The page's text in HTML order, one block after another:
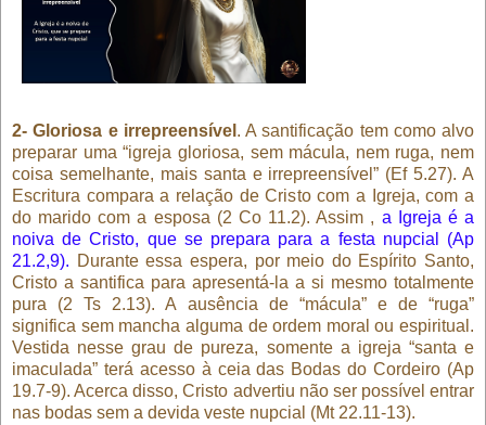
2- Gloriosa e irrepreensível . A santificação tem como alvo
preparar uma “igreja gloriosa, sem mácula, nem ruga, nem
coisa semelhante, mais santa e irrepreensível” (Ef 5.27). A
Escritura compara a relação de Cristo com a Igreja, com a
do marido com a esposa (2 Co 11.2). Assim , a Igreja é a
noiva de Cristo, que se prepara para a festa nupcial (Ap
21.2,9). Durante essa espera, por meio do Espírito Santo,
Cristo a santifica para apresentá-la a si mesmo totalmente
pura (2 Ts 2.13). A ausência de “mácula” e de “ruga”
significa sem mancha alguma de ordem moral ou espiritual.
Vestida nesse grau de pureza, somente a igreja “santa e
imaculada” terá acesso à ceia das Bodas do Cordeiro (Ap
19.7-9). Acerca disso, Cristo advertiu não ser possível entrar
nas bodas sem a devida veste nupcial (Mt 22.11-13).